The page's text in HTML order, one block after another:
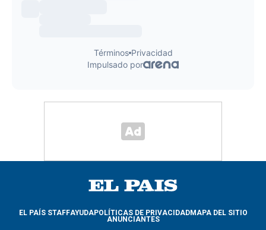
EL PAÍS STAFFAYUDAPOLÍTICAS DE PRIVACIDADMAPA DEL SITIO
ANUNCIANTES